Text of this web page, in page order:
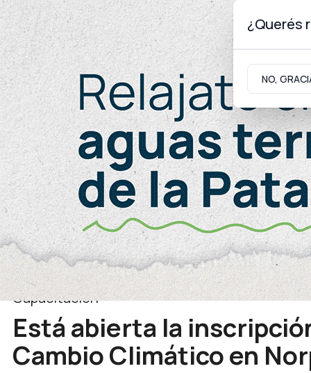
Sábado 8 deAgosto de 2026
Neuquinidad Gabinete Turismo
Salud
Capacitación
Está abierta la
Cambio Climático en
¿Querés
NO,